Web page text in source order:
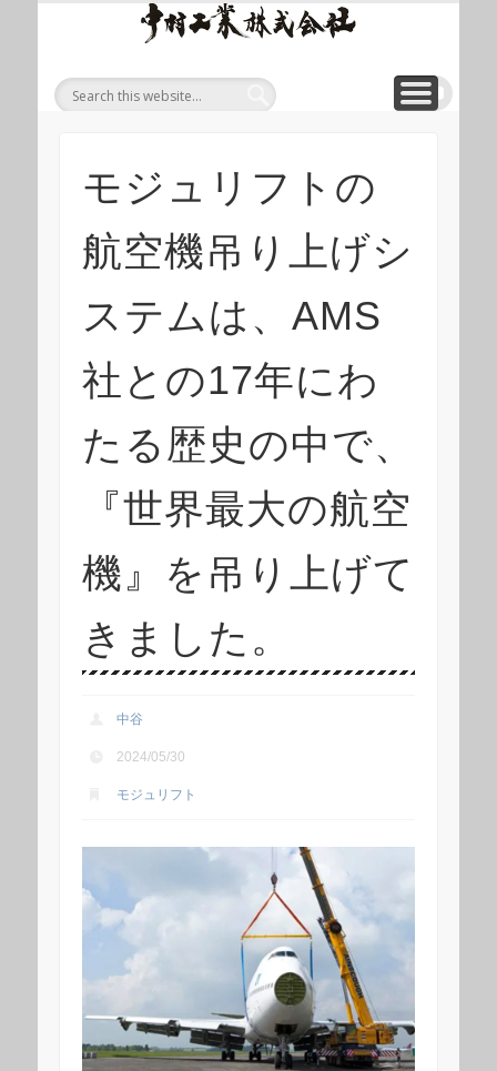
ープ
等重
吊り
製品
総合
サイ
村工
式会
社
CORPORATE 会社概要
WIREROPE ワイヤロープについて
MODULIFT モジュリフト
PRODUCT 製品
ONLINE SHOP 「ロープくん」ECショップ
CONTACT お問い合わせ
モジュリフトの
航空機吊り上げシ
ステムは、AMS
社との17年にわ
たる歴史の中で、
『世界最大の航空
機』を吊り上げて
きました。
中谷
2024/05/30
モジュリフト